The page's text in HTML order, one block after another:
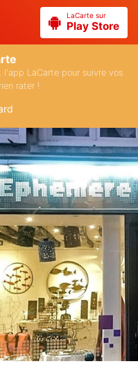
LaCarte sur
Play Store
LaCarte pour suivre vos
rater !